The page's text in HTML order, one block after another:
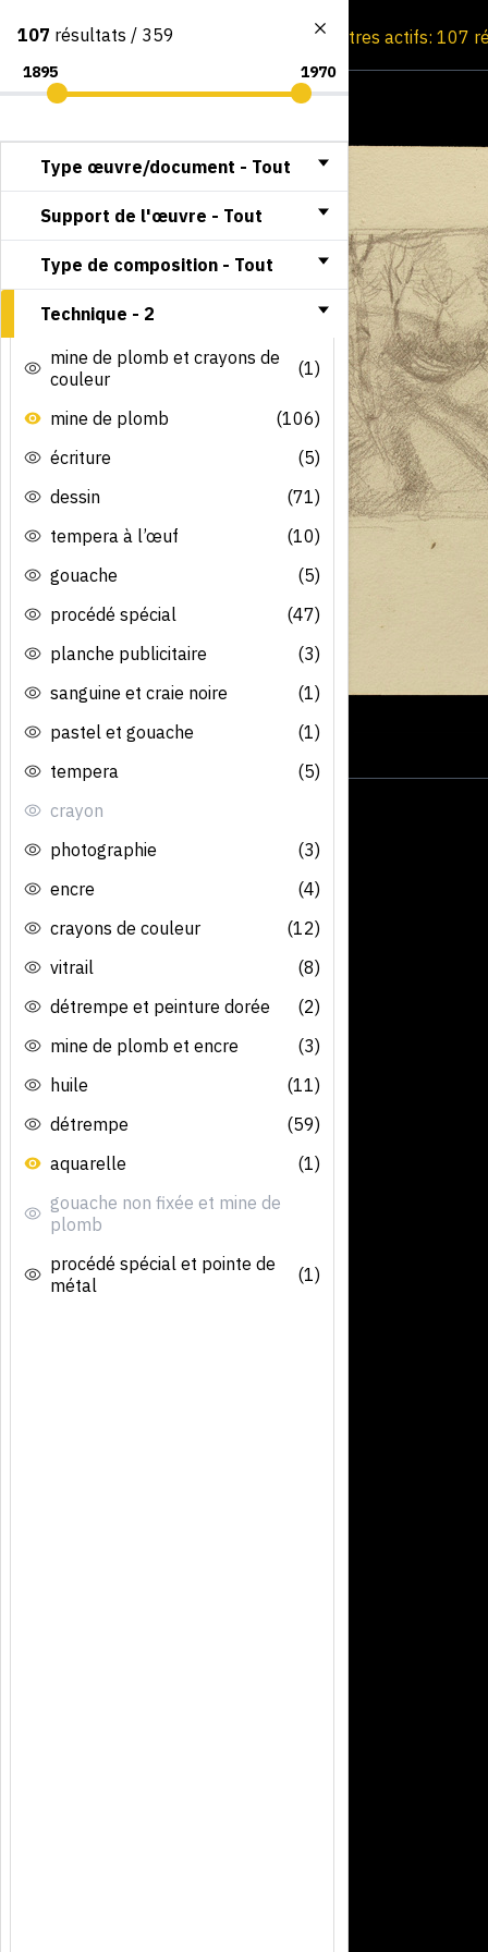
Consultation par image Filtres actifs: 107
107 résultats / 359
Type œuvre/document - Tout
Support de l'œuvre - Tout
Type de composition - Tout
Technique - 2
mine de plomb et crayons de
couleur
(1)
mine de plomb
(106)
écriture
(5)
dessin
(71)
tempera à l’œuf
(10)
gouache
(5)
procédé spécial
(47)
planche publicitaire
(3)
sanguine et craie noire
(1)
pastel et gouache
(1)
tempera
(5)
crayon
photographie
(3)
encre
(4)
crayons de couleur
(12)
vitrail
(8)
détrempe et peinture dorée
(2)
mine de plomb et encre
(3)
huile
(11)
détrempe
(59)
aquarelle
(1)
gouache non fixée et mine de
plomb
procédé spécial et pointe de
métal
(1)